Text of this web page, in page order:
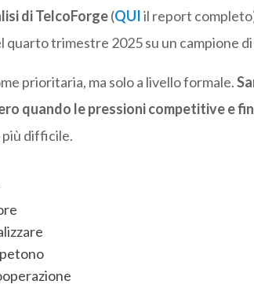
di TelcoForge(QUIil report
quarto trimestre 2025 su un campione
prioritaria, ma solo a livello formale.
quando le pressioni competitive e
difficile.